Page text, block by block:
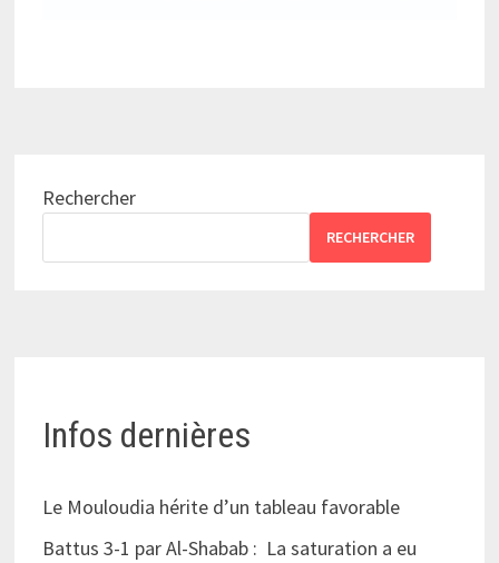
Rechercher
RECHERCHER
Infos dernières
Le Mouloudia hérite d’un tableau favorable
Battus 3-1 par Al-Shabab : La saturation a eu